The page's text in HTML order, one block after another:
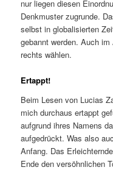
nur liegen diesen
Denkmuster zugrunde.
selbst in globalisierten
gebannt werden. Auch
rechts wählen.
Ertappt!
Beim Lesen von Lucias
mich durchaus ertappt
aufgrund ihres Namens
aufgedrückt. Was also
Anfang. Das
Ende den versöhnlichen